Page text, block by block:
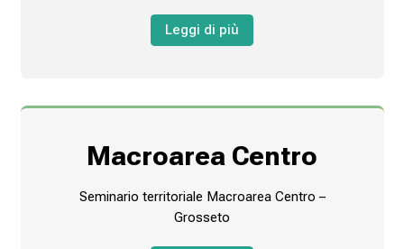
Leggi di più
Macroarea Centro
Seminario territoriale Macroarea Centro –
Grosseto